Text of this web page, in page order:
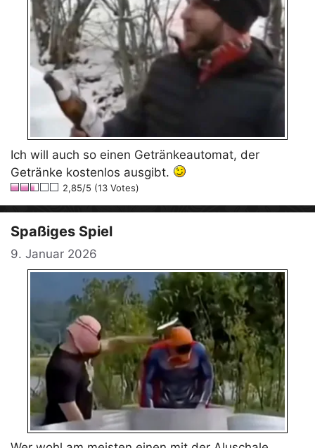
Ich will auch so einen Getränkeautomat, der
Getränke kostenlos ausgibt.
2,85/5 (13 Votes)
Spaßiges Spiel
9. Januar 2026